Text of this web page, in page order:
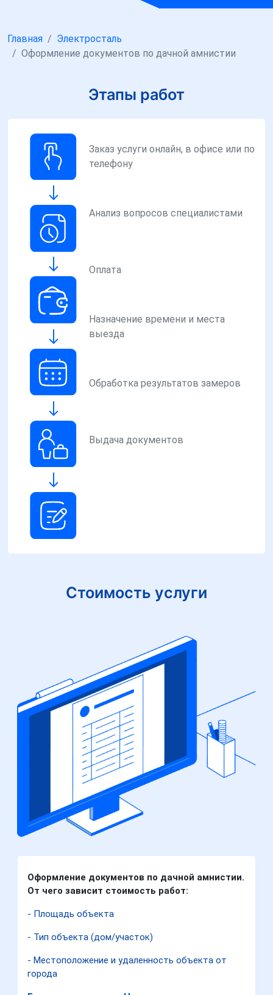
Главная
Электросталь
Оформление документов по дачной амнистии
Этапы работ
Заказ услуги онлайн, в офисе или по
телефону
Анализ вопросов специалистами
Оплата
Назначение времени и места
выезда
Обработка результатов замеров
Выдача документов
Стоимость услуги
Оформление документов по дачной амнистии.
От чего зависит стоимость работ:
- Площадь объекта
- Тип объекта (дом/участок)
- Местоположение и удаленность объекта от
города